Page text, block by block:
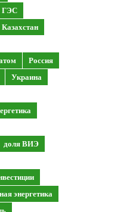
ГЭС
Казахстан
Россия
Украина
доля ВИЭ
энергетика